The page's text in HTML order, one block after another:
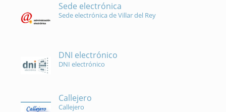
Sede electrónica
Sede electrónica de Villar del Rey
DNI electrónico
DNI electrónico
Callejero
Callejero